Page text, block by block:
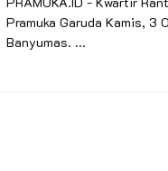
Pramuka Garuda Kamis, 3
Banyumas. ...